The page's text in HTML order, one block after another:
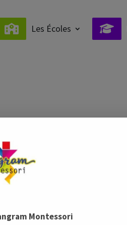
Les Écoles
A PROPOS
Montessori